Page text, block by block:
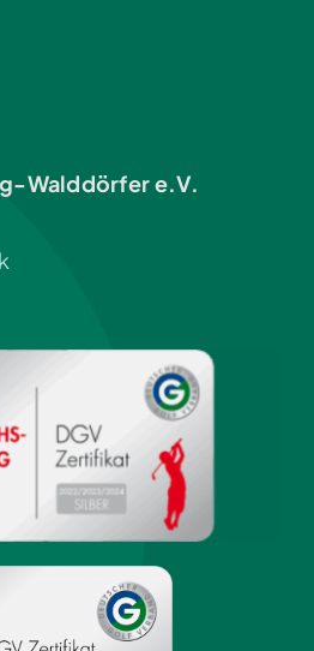
Walddörfer e.V.